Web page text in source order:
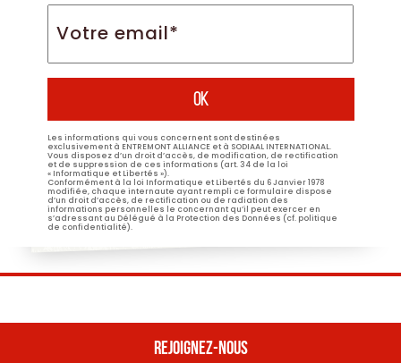
email*
Les informations qui vous concernent sont destinées
exclusivement à ENTREMONT ALLIANCE et à SODIAAL INTERNATIONAL.
Vous disposez d’un droit d’accès, de modification, de rectification
et de suppression de ces informations (art. 34 de la loi
« Informatique et Libertés »).
Conformément à la loi Informatique et Libertés du 6 Janvier 1978
modifiée, chaque internaute ayant rempli ce formulaire dispose
d’un droit d’accès, de rectification ou de radiation des
informations personnelles le concernant qu’il peut exercer en
s’adressant au Délégué à la Protection des Données (cf. politique
de confidentialité).
REJOIGNEZ-NOUS